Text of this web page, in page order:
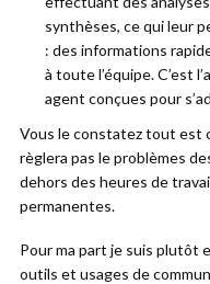
synthèses, ce qui leur
: des informations
à toute l’équipe. C’est
agent conçues pour
Vous le constatez tout est
règlera pas le problèmes
dehors des heures de
permanentes.
Pour ma part je suis plutôt
outils et usages de